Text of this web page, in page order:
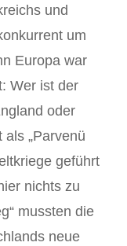
und
um
Europa war
Wer ist der
oder
„Parvenü
geführt
nichts zu
mussten die
neue